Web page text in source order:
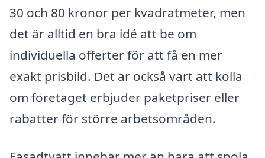
30 och 80 kronor per kvadratmeter, men
det är alltid en bra idé att be om
individuella offerter för att få en mer
exakt prisbild. Det är också värt att kolla
om företaget erbjuder paketpriser eller
rabatter för större arbetsområden.